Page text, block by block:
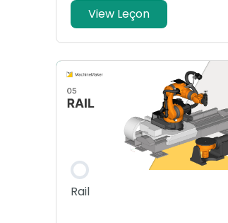
View Leçon
Rail